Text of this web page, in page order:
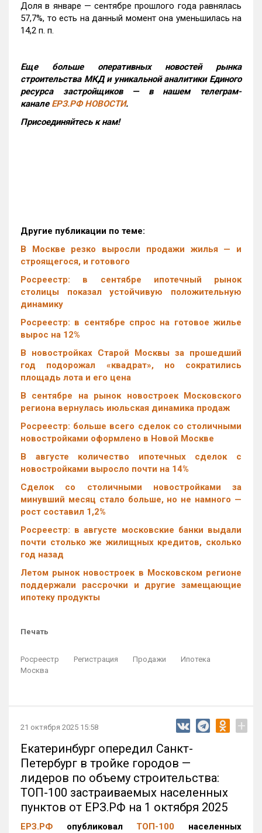
Доля в январе — сентябре прошлого года равнялась
57,7%, то есть на данный момент она уменьшилась на
14,2 п. п.
Еще больше оперативных новостей рынка
строительства МКД и уникальной аналитики Единого
ресурса застройщиков — в нашем телеграм-
канале ЕРЗ.РФ НОВОСТИ.
Присоединяйтесь к нам!
Другие публикации по теме:
В Москве резко выросли продажи жилья — и
строящегося, и готового
Росреестр: в сентябре ипотечный рынок
столицы показал устойчивую положительную
динамику
Росреестр: в сентябре спрос на готовое жилье
вырос на 12%
В новостройках Старой Москвы за прошедший
год подорожал «квадрат», но сократились
площадь лота и его цена
В сентябре на рынок новостроек Московского
региона вернулась июльская динамика продаж
Росреестр: больше всего сделок со столичными
новостройками оформлено в Новой Москве
В августе количество ипотечных сделок с
новостройками выросло почти на 14%
Cделок со столичными новостройками за
минувший месяц стало больше, но не намного —
рост составил 1,2%
Росреестр: в августе московские банки выдали
почти столько же жилищных кредитов, сколько
год назад
Летом рынок новостроек в Московском регионе
поддержали рассрочки и другие замещающие
ипотеку продукты
Печать
Росреестр Регистрация Продажи
Ипотека
Москва
21 октября 2025 15:58 +
Екатеринбург опередил Санкт-
Петербург в тройке городов —
лидеров по объему строительства:
ТОП-100 застраиваемых населенных
пунктов от ЕРЗ.РФ на 1 октября 2025
ЕРЗ.РФ опубликовал ТОП-100 населенных